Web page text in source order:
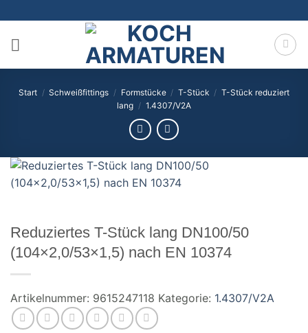
Inhalt
springen
Start / Schweißfittings / Formstücke / T-Stück / T-Stück reduziert
lang / 1.4307/V2A
Reduziertes T-Stück lang DN100/50
(104×2,0/53×1,5) nach EN 10374
Artikelnummer: 9615247118 Kategorie: 1.4307/V2A